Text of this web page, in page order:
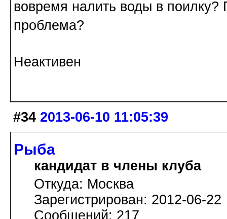
вовремя налить воды в поилку?
проблема?
Неактивен
#34 2013-06-10 11:05:39
Рыба
кандидат в члены клуба
Откуда: Москва
Зарегистрирован: 2012-06-22
Сообщений: 217